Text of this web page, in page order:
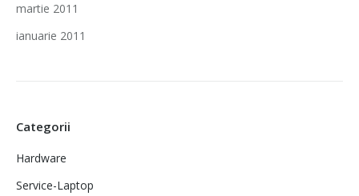
martie 2011
ianuarie 2011
Categorii
Hardware
Service-Laptop